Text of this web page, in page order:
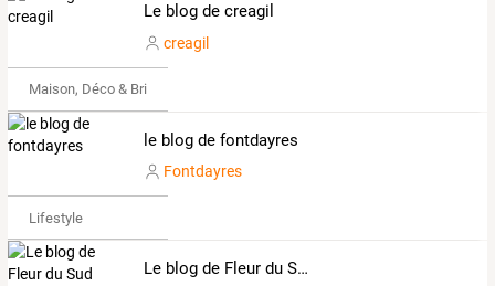
Le blog de creagil
creagil
Maison, Déco & Bricolage
le blog de fontdayres
Fontdayres
Lifestyle
Le blog de Fleur du Sud